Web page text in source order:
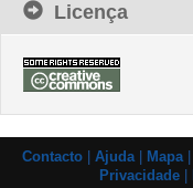
Licença
Contacto Ajuda| Mapa|
Privacidade|